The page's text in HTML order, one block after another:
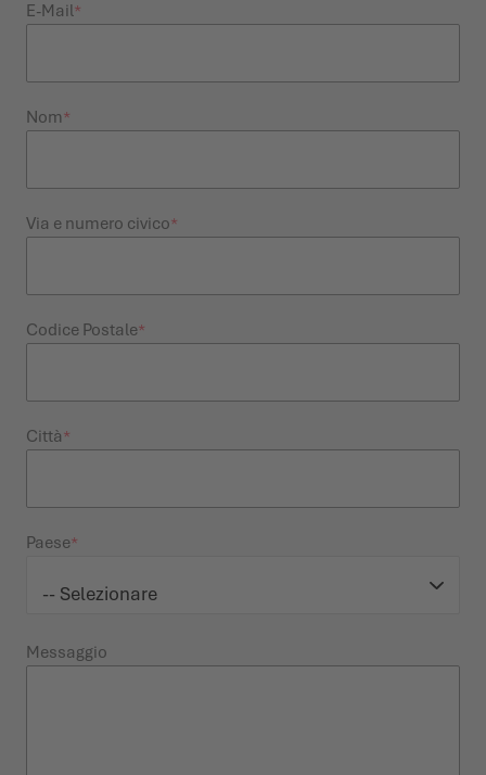
E-Mail
Nom
Via e numero civico
Codice Postale
Città
Paese
Messaggio